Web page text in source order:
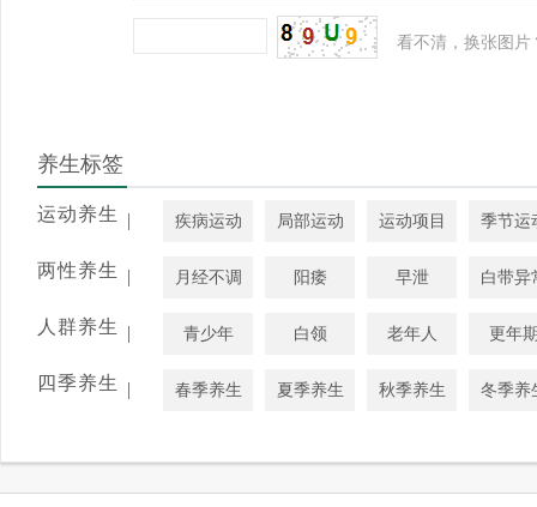
看不清，换张图片
养生标签
运动养生 | 疾病运动 局部运动 运动项目 季节运
两性养生 | 月经不调 阳痿 早泄 白带异
人群养生 | 青少年 白领 老年人 更年
四季养生 | 春季养生 夏季养生 秋季养生 冬季养